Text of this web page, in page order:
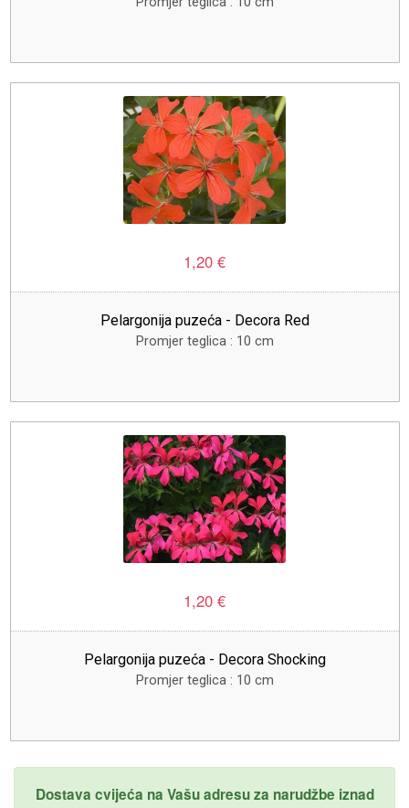
1,20 €
Pelargonija puzeća - Decora Red
Promjer teglica : 10 cm
1,20 €
Pelargonija puzeća - Decora Shocking
Promjer teglica : 10 cm
Dostava cvijeća na Vašu adresu za narudžbe iznad